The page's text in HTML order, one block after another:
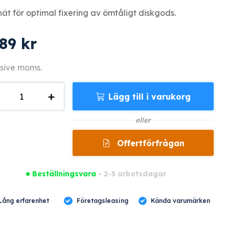
för optimal fixering av ömtåligt diskgods.
kr
moms.
+ Lägg till i varukorg
eller
Offertförfrågan
Beställningsvara - 2-5 arbetsdagar
erfarenhet Företagsleasing Kända varumärken